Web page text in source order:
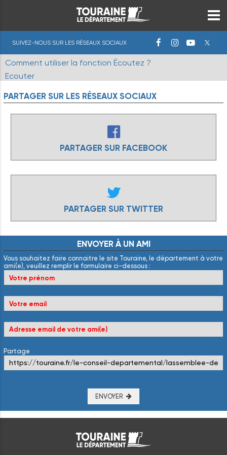
SUIVEZ-NOUS SUR LES RÉSEAUX SOCIAUX
Comment utiliser la fonction Écoutez ?
Ecouter
PARTAGER SUR LES RÉSEAUX SOCIAUX
PARTAGER SUR FACEBOOK
PARTAGER SUR TWITTER
ENVOYER À UN AMI
Vous souhaitez faire connaitre le site Touraine, le département à votre
ami(e), veuillez remplir le formulaire ci-dessous :
Partage
ENVOYER